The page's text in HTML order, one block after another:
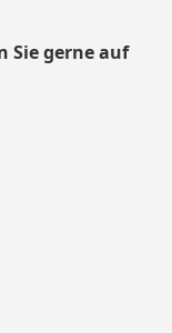
Sie gerne auf